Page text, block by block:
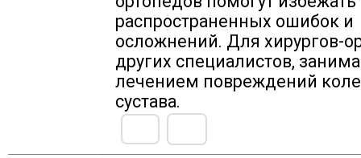
распространенных ошибок и
осложнений. Для хирургов-
других специалистов,
лечением повреждений
сустава.